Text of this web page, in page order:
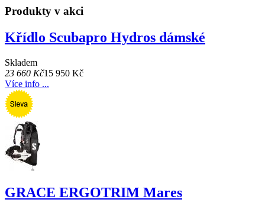
Produkty v akci
Křídlo Scubapro Hydros dámské
Skladem
23 660 Kč15 950 Kč
Více info ...
GRACE ERGOTRIM Mares